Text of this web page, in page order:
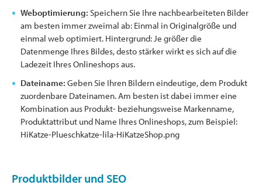
Weboptimierung: Speichern Sie Ihre nachbearbeiteten Bilder
am besten immer zweimal ab: Einmal in Originalgröße und
einmal web optimiert. Hintergrund: Je größer die
Datenmenge Ihres Bildes, desto stärker wirkt es sich auf die
Ladezeit Ihres Onlineshops aus.
Dateiname: Geben Sie Ihren Bildern eindeutige, dem Produkt
zuordenbare Dateinamen. Am besten ist dabei immer eine
Kombination aus Produkt- beziehungsweise Markenname,
Produktattribut und Name Ihres Onlineshops, zum Beispiel:
HiKatze-Plueschkatze-lila-HiKatzeShop.png
Produktbilder und SEO